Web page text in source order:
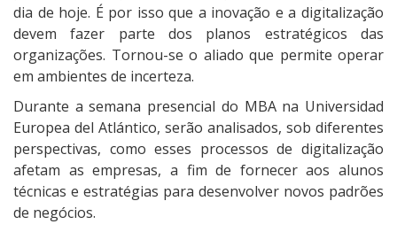
dia de hoje. É por isso que a inovação e a digitalização
devem fazer parte dos planos estratégicos das
organizações. Tornou-se o aliado que permite operar
em ambientes de incerteza.
Durante a semana presencial do MBA na Universidad
Europea del Atlántico, serão analisados, sob diferentes
perspectivas, como esses processos de digitalização
afetam as empresas, a fim de fornecer aos alunos
técnicas e estratégias para desenvolver novos padrões
de negócios.